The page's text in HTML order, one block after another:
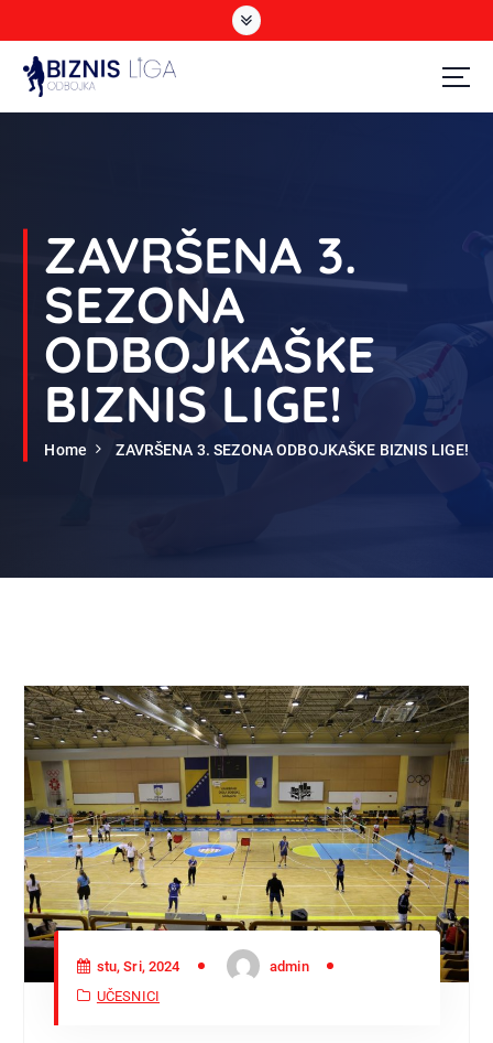
Odbojka
ZAVRŠENA 3.
SEZONA
ODBOJKAŠKE
BIZNIS LIGE!
Home ZAVRŠENA 3. SEZONA ODBOJKAŠKE BIZNIS LIGE!
stu, Sri, 2024
admin
UČESNICI